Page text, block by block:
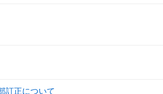
訂正について